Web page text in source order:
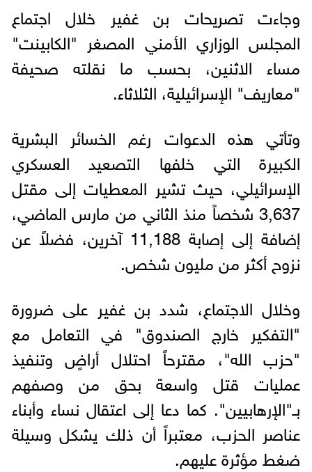
وجاءت تصريحات بن غفير خلال اجتماع
المجلس الوزاري الأمني المصغر "الكابينت"
مساء الاثنين، بحسب ما نقلته صحيفة
"معاريف" الإسرائيلية، الثلاثاء.
وتأتي هذه الدعوات رغم الخسائر البشرية
الكبيرة التي خلفها التصعيد العسكري
الإسرائيلي، حيث تشير المعطيات إلى مقتل
3,637 شخصاً منذ الثاني من مارس الماضي،
إضافة إلى إصابة 11,188 آخرين، فضلاً عن
نزوح أكثر من مليون شخص.
وخلال الاجتماع، شدد بن غفير على ضرورة
"التفكير خارج الصندوق" في التعامل مع
"حزب الله"، مقترحاً احتلال أراضٍ وتنفيذ
عمليات قتل واسعة بحق من وصفهم
بـ"الإرهابيين". كما دعا إلى اعتقال نساء وأبناء
عناصر الحزب، معتبراً أن ذلك يشكل وسيلة
ضغط مؤثرة عليهم.